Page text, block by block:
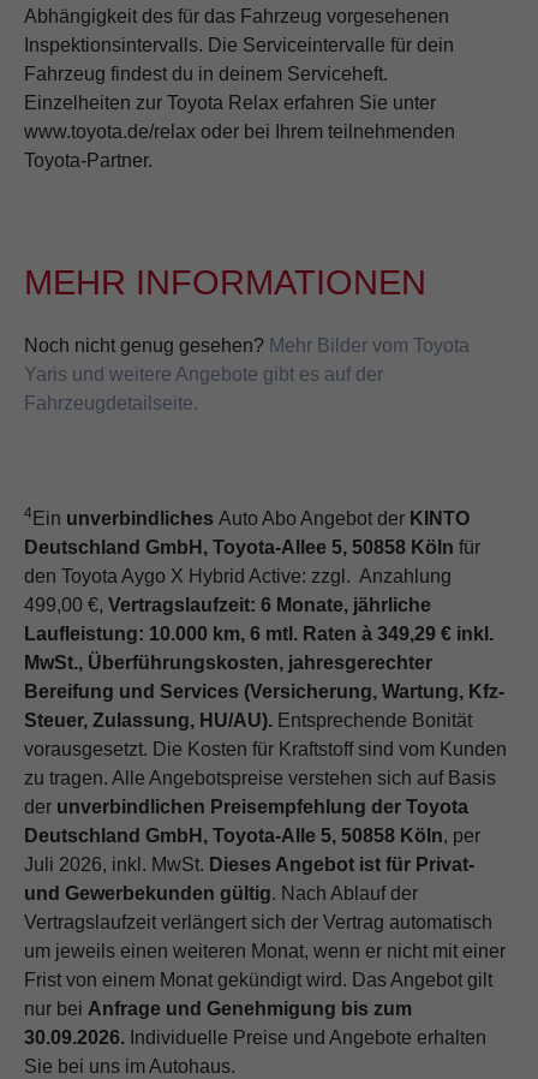
Abhängigkeit des für das Fahrzeug vorgesehenen
Inspektionsintervalls. Die Serviceintervalle für dein
Fahrzeug findest du in deinem Serviceheft.
Einzelheiten zur Toyota Relax erfahren Sie unter
www.toyota.de/relax oder bei Ihrem teilnehmenden
Toyota-Partner.
MEHR INFORMATIONEN
Noch nicht genug gesehen? Mehr Bilder vom Toyota
Yaris und weitere Angebote gibt es auf der
Fahrzeugdetailseite.
4 Ein unverbindliches Auto Abo Angebot der KINTO
Deutschland GmbH, Toyota-Allee 5, 50858 Köln für
den Toyota Aygo X Hybrid Active: zzgl. Anzahlung
499,00 €, Vertragslaufzeit: 6 Monate, jährliche
Laufleistung: 10.000 km, 6 mtl. Raten à 349,29 € inkl.
MwSt., Überführungskosten, jahresgerechter
Bereifung und Services (Versicherung, Wartung, Kfz-
Steuer, Zulassung, HU/AU). Entsprechende Bonität
vorausgesetzt. Die Kosten für Kraftstoff sind vom Kunden
zu tragen. Alle Angebotspreise verstehen sich auf Basis
der unverbindlichen Preisempfehlung der Toyota
Deutschland GmbH, Toyota-Alle 5, 50858 Köln, per
Juli 2026, inkl. MwSt. Dieses Angebot ist für Privat-
und Gewerbekunden gültig. Nach Ablauf der
Vertragslaufzeit verlängert sich der Vertrag automatisch
um jeweils einen weiteren Monat, wenn er nicht mit einer
Frist von einem Monat gekündigt wird. Das Angebot gilt
nur bei Anfrage und Genehmigung bis zum
30.09.2026. Individuelle Preise und Angebote erhalten
Sie bei uns im Autohaus.